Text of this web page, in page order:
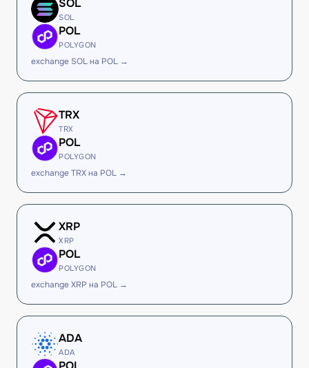
SOL
SOL
POL
POLYGON
exchange SOL на POL →
TRX
TRX
POL
POLYGON
exchange TRX на POL →
XRP
XRP
POL
POLYGON
exchange XRP на POL →
ADA
ADA